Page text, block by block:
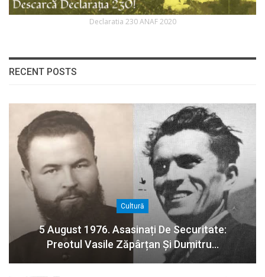
Declaratia 230 ANAF 2020
RECENT POSTS
Cultură
5 August 1976. Asasinați De Securitate:
Preotul Vasile Zăpârțan Și Dumitru…